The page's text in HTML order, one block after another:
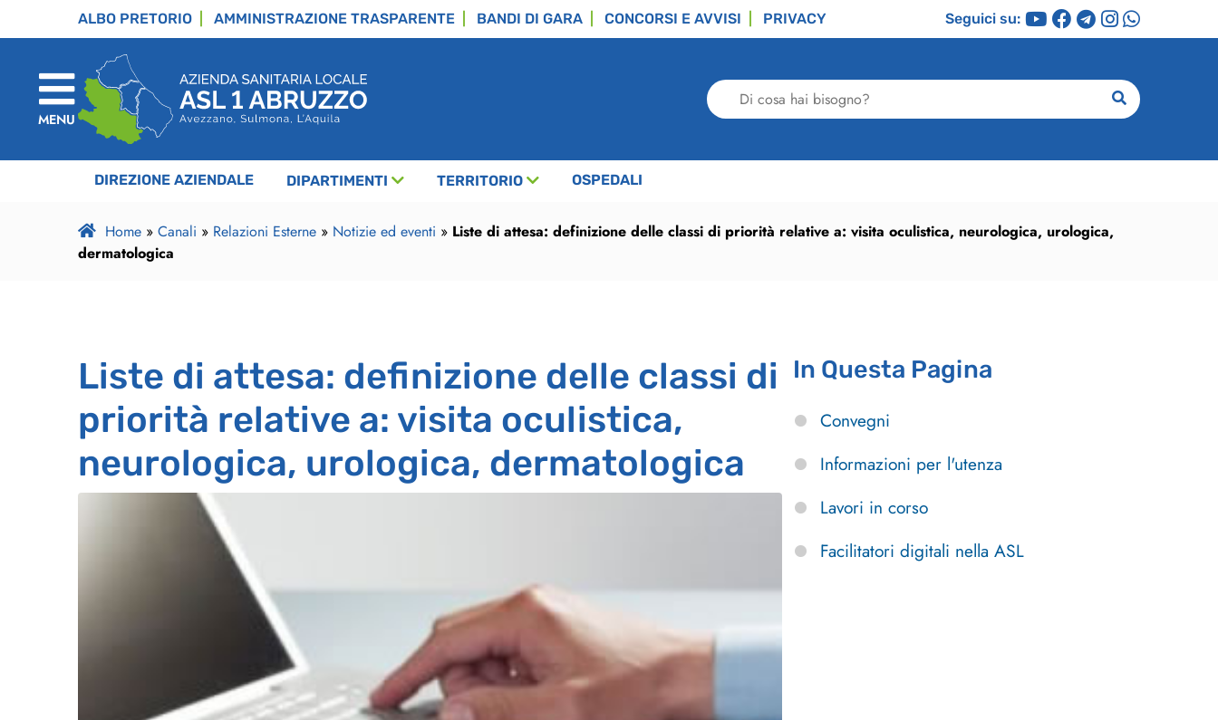
ALBO PRETORIO AMMINISTRAZIONE TRASPARENTE BANDI DI GARA CONCORSI E AVVISI PRIVACY Seguici su:
MENU
Di
cosa
bisogno?
ricerca
DIREZIONE AZIENDALE DIPARTIMENTI TERRITORIO OSPEDALI
Home» Canali » Relazioni Esterne» Notizie ed eventi » Liste di attesa: definizione delle classi di priorità relative a: visita oculistica, neurologica, urologica,
dermatologica
Liste di attesa: definizione delle classi di
priorità relative a: visita oculistica,
neurologica, urologica, dermatologica
In Questa Pagina
Convegni
Informazioni per l'utenza
Lavori in corso
Facilitatori digitali nella ASL